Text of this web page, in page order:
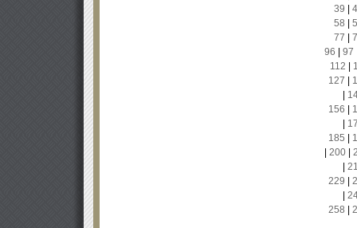
39
58
77
96
97
112
127
156
185
200|
229
258